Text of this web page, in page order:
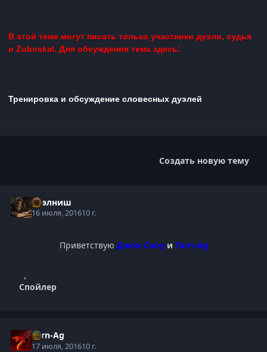
В этой теме могут писать только участники дуэли, судья
и Zuboskal. Для обсуждения тема здесь:
Тренировка и обсуждение словесных дуэлей
Создать новую тему
Нээлниш
16 июля, 201610 г.
Приветствую Джон Сноуи Torn-Ag
Спойлер
Torn-Ag
17 июля, 201610 г.